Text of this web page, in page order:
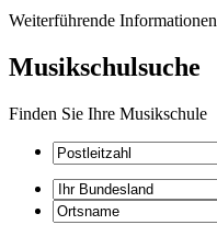
Weiterführende Informationen
Musikschulsuche
Finden Sie Ihre Musikschule